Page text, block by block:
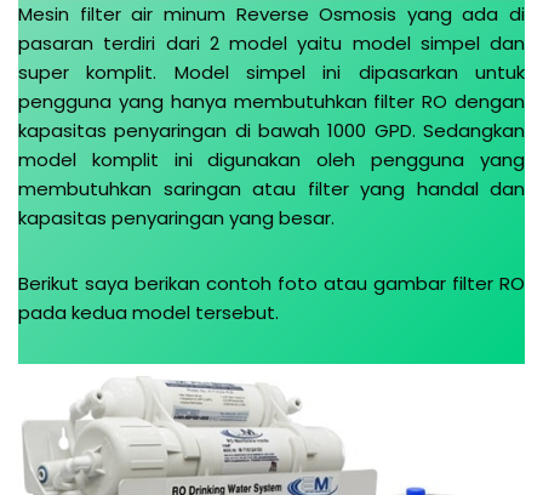
Mesin filter air minum Reverse Osmosis yang ada di
pasaran terdiri dari 2 model yaitu model simpel dan
super komplit. Model simpel ini dipasarkan untuk
pengguna yang hanya membutuhkan filter RO dengan
kapasitas penyaringan di bawah 1000 GPD. Sedangkan
model komplit ini digunakan oleh pengguna yang
membutuhkan saringan atau filter yang handal dan
kapasitas penyaringan yang besar.
Berikut saya berikan contoh foto atau gambar filter RO
pada kedua model tersebut.